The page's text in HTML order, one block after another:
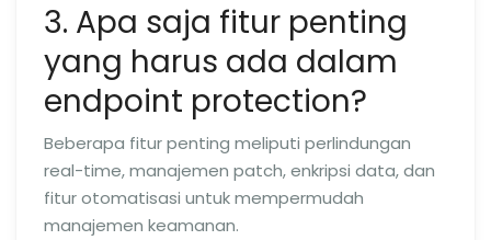
3. Apa saja fitur penting
yang harus ada dalam
endpoint protection?
Beberapa fitur penting meliputi perlindungan
real-time, manajemen patch, enkripsi data, dan
fitur otomatisasi untuk mempermudah
manajemen keamanan.